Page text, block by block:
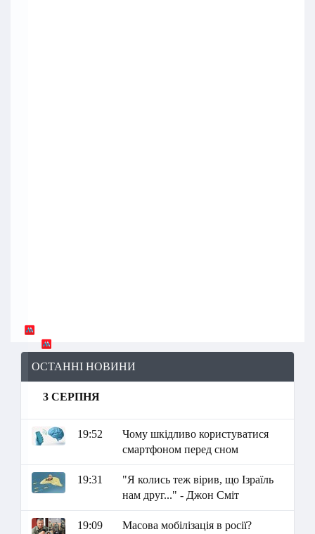
ОСТАННІ НОВИНИ
3 СЕРПНЯ
19:52
Чому шкідливо користуватися
смартфоном перед сном
19:31
"Я колись теж вірив, що Ізраїль
нам друг..." - Джон Сміт
19:09
Масова мобілізація в росії?